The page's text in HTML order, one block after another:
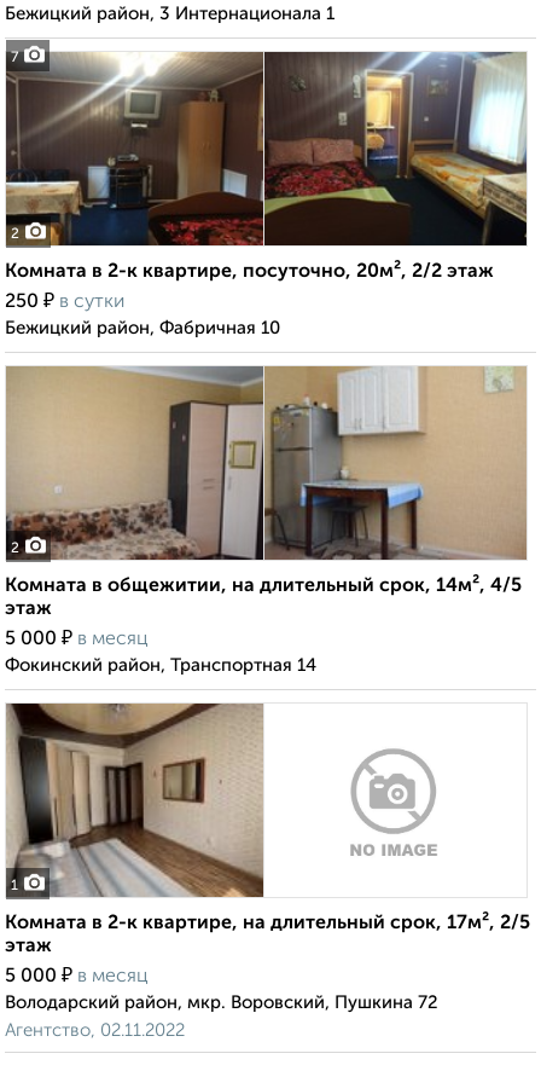
7
Бежицкий район, 3 Интернационала 1
2
Комната в 2-к квартире, посуточно, 20м², 2/2 этаж
250 ₽ в сутки
Бежицкий район, Фабричная 10
2
Комната в общежитии, на длительный срок, 14м², 4/5
этаж
5 000 ₽ в месяц
Фокинский район, Транспортная 14
1
Комната в 2-к квартире, на длительный срок, 17м², 2/5
этаж
5 000 ₽ в месяц
Володарский район, мкр. Воровский, Пушкина 72
Агентство, 02.11.2022